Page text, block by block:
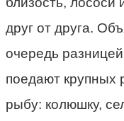
друг от друга.
очередь
поедают крупных
рыбу: колюшку,